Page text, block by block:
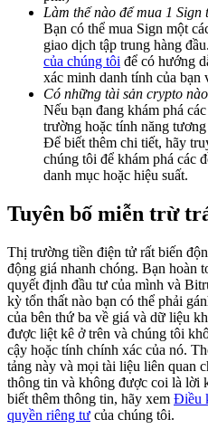
Deposit CASHCAT & Win
Share 500000 CASHCAT
Exclusive for BitMart Users
Register & Trade to Win
Precious Metals Trading
Trade Gold & Silver ·
USDT New User Exclusive
Làm thế nào để mua 1 Sign
Bạn có thể mua Sign một
giao dịch tập trung hàng đầu.
của chúng tôi để có hướng
xác minh danh tính của bạn
Có những tài sản crypto
Nếu bạn đang khám phá
trường hoặc tính năng
Để biết thêm chi tiết, hãy
chúng tôi để khám phá các
danh mục hoặc hiệu suất.
Tuyên bố miễn trừ
Thị trường tiền điện tử rất biến
động giá nhanh chóng. Bạn hoàn
quyết định đầu tư của mình và
kỳ tổn thất nào bạn có thể phải
của bên thứ ba về giá và dữ liệu
được liệt kê ở trên và chúng tôi
cậy hoặc tính chính xác của nó.
tảng này và mọi tài liệu liên quan
thông tin và không được coi là lời
biết thêm thông tin, hãy xem Điều
quyền riêng tư của chúng tôi.